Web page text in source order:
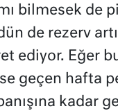
bilmesek de
de rezerv
ediyor. Eğer
geçen hafta
kadar